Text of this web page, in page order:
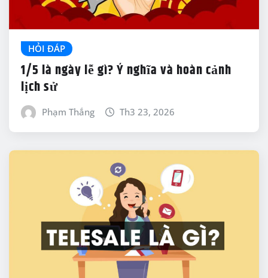
HỎI ĐÁP
1/5 là ngày lễ gì? Ý nghĩa và hoàn cảnh
lịch sử
Phạm Thắng Th3 23, 2026